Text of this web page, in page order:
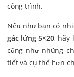
công trình.
Nếu như bạn có
gác lửng 5×20, hãy
cũng như những
tiết và cụ thể hơn